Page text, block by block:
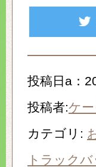
投稿日a：
投稿者:ケ
カテゴリ:
トラック